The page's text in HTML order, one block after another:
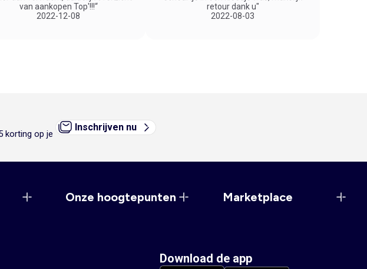
van aankopen Top'!!!“
2022-12-08
retour dank u"
2022-08-03
korting op je
Inschrijven nu
Onze hoogtepunten Marketplace
Download de app